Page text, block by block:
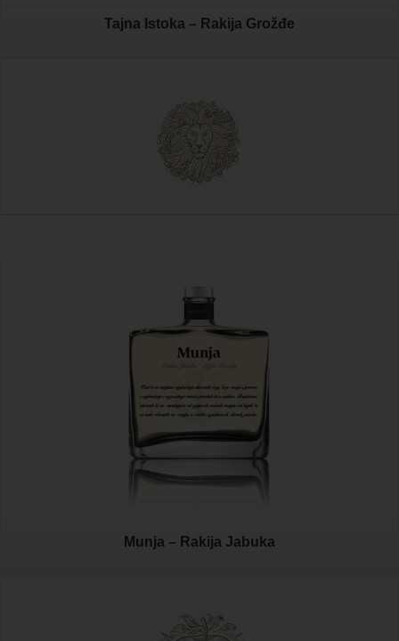
Tajna Istoka – Rakija Grožđe
Munja – Rakija Jabuka